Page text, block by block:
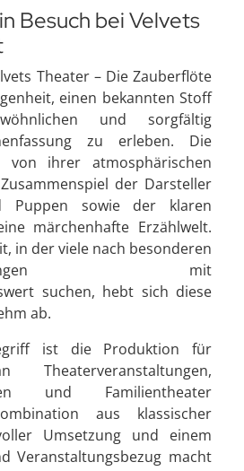
Besuch bei Velvets
Theater – Die Zauberflöte
einen bekannten Stoff
und sorgfältig
zu erleben. Die
von ihrer atmosphärischen
der Darsteller
Puppen sowie der klaren
märchenhafte Erzählwelt.
in der viele nach besonderen
mit
suchen, hebt sich diese
ab.
ist die Produktion für
Theaterveranstaltungen,
und Familientheater
aus klassischer
Umsetzung und einem
Veranstaltungsbezug macht